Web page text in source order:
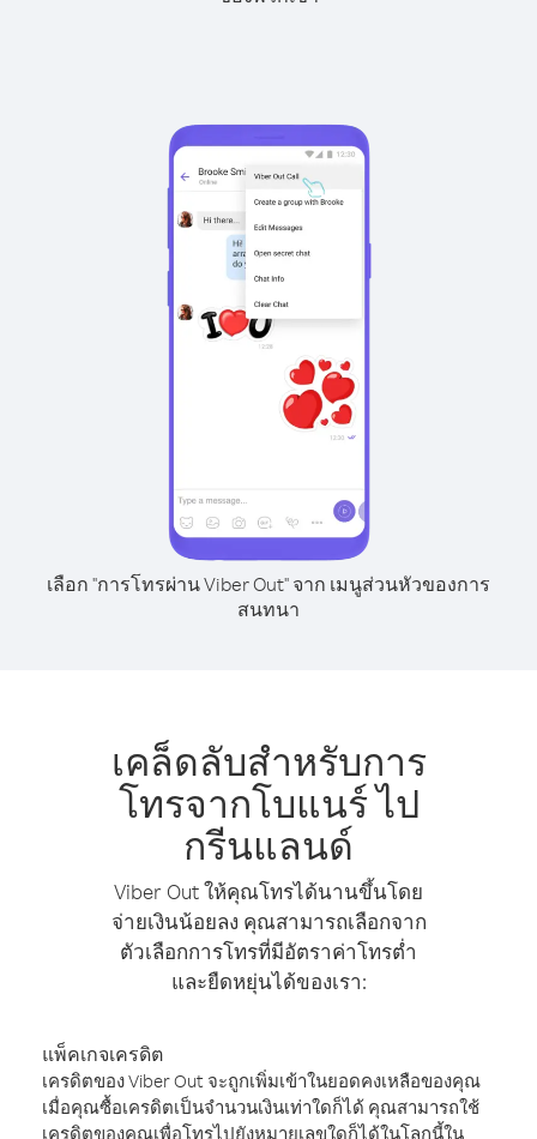
เลือก "การโทรผ่าน Viber Out" จาก เมนูส่วนหัวของการ
สนทนา
เคล็ดลับสำหรับการ
โทรจากโบแนร์ ไป
กรีนแลนด์
Viber Out ให้คุณโทรได้นานขึ้นโดย
จ่ายเงินน้อยลง คุณสามารถเลือกจาก
ตัวเลือกการโทรที่มีอัตราค่าโทรต่ำ
และยืดหยุ่นได้ของเรา:
แพ็คเกจเครดิต
เครดิตของ Viber Out จะถูกเพิ่มเข้าในยอดคงเหลือของคุณ
เมื่อคุณซื้อเครดิตเป็นจำนวนเงินเท่าใดก็ได้ คุณสามารถใช้
เครดิตของคุณเพื่อโทรไปยังหมายเลขใดก็ได้ในโลกนี้ใน